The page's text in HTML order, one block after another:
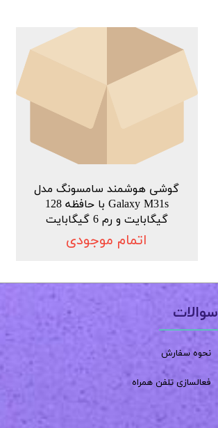
گوشی هوشمند سامسونگ مدل
Galaxy M31s با حافظه 128
گیگابایت و رم 6 گیگابایت
اتمام موجودی
سوالات
نحوه سفارش
فعالسازی تلفن همراه